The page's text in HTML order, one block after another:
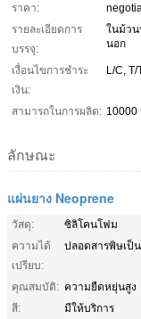
ราคา:
รายละเอียดการ
บรรจุ:
ในม้ว
นอก
เงื่อนไขการชำระ
เงิน:
L/C, T/
สามารถในการผลิต: 10000
ลักษณะ
แผ่นยาง Neoprene
วัสดุ:
ซิลิโคนโฟม
ความได้
เปรียบ:
ปลอดสารพิษเป็
คุณสมบัติ: ความยืดหยุ่นสูง
สี:
มีให้บริการ